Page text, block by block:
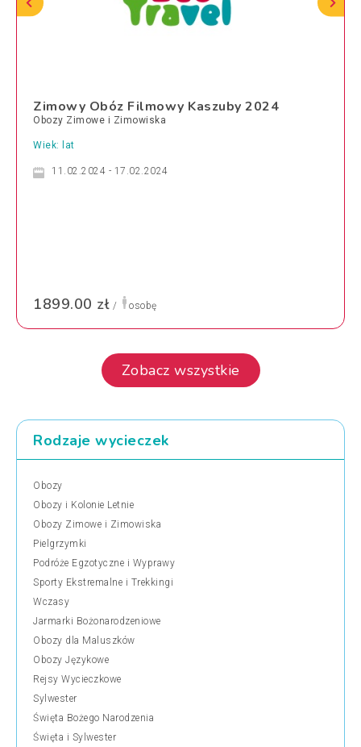
Zimowy Obóz Filmowy Kaszuby 2024
Obozy Zimowe i Zimowiska
Wiek: lat
11.02.2024 - 17.02.2024
1899.00 zł / osobę
Zobacz wszystkie
Rodzaje wycieczek
Obozy
Obozy i Kolonie Letnie
Obozy Zimowe i Zimowiska
Pielgrzymki
Podróże Egzotyczne i Wyprawy
Sporty Ekstremalne i Trekkingi
Wczasy
Jarmarki Bożonarodzeniowe
Obozy dla Maluszków
Obozy Językowe
Rejsy Wycieczkowe
Sylwester
Święta Bożego Narodzenia
Święta i Sylwester